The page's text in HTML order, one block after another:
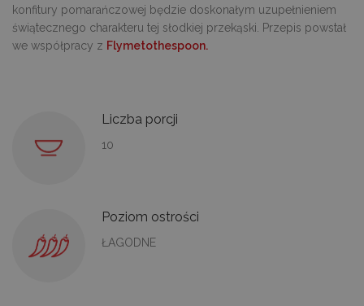
konfitury pomarańczowej będzie doskonałym uzupełnieniem
świątecznego charakteru tej słodkiej przekąski. Przepis powstał
we współpracy z Flymetothespoon.
Liczba porcji
10
Poziom ostrości
ŁAGODNE